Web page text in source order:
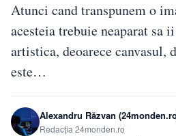
Atunci cand transpunem o
acesteia trebuie neaparat sa
artistica, deoarece canvasul,
este…
Alexandru Răzvan
Redacția 24monden.ro